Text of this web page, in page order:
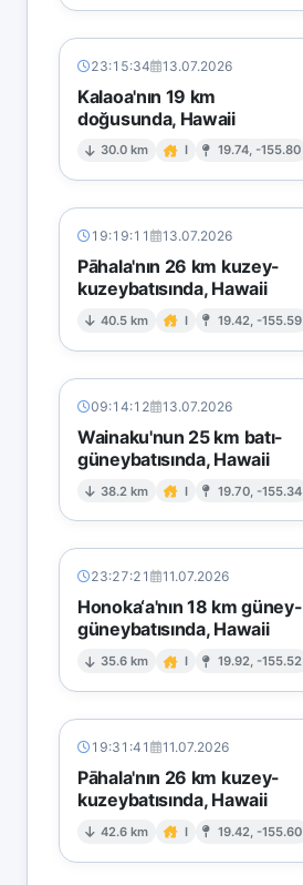
23:15:34 13.07.2026
Kalaoa'nın 19 km
doğusunda, Hawaii
30.0 km I 19.74, -155.80
19:19:11 13.07.2026
Pāhala'nın 26 km kuzey-
kuzeybatısında, Hawaii
40.5 km I 19.42, -155.59
09:14:12 13.07.2026
Wainaku'nun 25 km batı-
güneybatısında, Hawaii
38.2 km I 19.70, -155.34
23:27:21 11.07.2026
Honoka‘a'nın 18 km güney-
güneybatısında, Hawaii
35.6 km I 19.92, -155.52
19:31:41 11.07.2026
Pāhala'nın 26 km kuzey-
kuzeybatısında, Hawaii
42.6 km I 19.42, -155.60